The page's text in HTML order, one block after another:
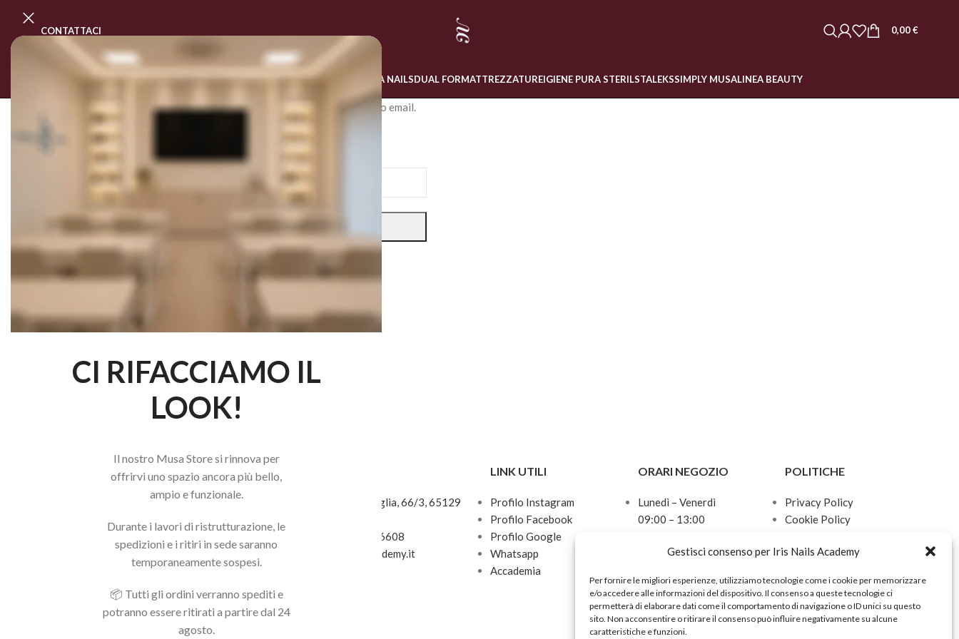
CI RIFACCIAMO IL
LOOK!
Il nostro Musa Store si rinnova per
offrirvi uno spazio ancora più bello,
ampio e funzionale.
Durante i lavori di ristrutturazione, le
spedizioni e i ritiri in sede saranno
temporaneamente sospesi.
📦 Tutti gli ordini verranno spediti e
potranno essere ritirati a partire dal 24
agosto.
Gestisci consenso per Iris Nails Academy
Per fornire le migliori esperienze, utilizziamo tecnologie come i cookie per memorizzare
e/o accedere alle informazioni del dispositivo. Il consenso a queste tecnologie ci
permetterà di elaborare dati come il comportamento di navigazione o ID unici su questo
sito. Non acconsentire o ritirare il consenso può influire negativamente su alcune
caratteristiche e funzioni.
CONTATTACI 0,00€
PROGRAMMA MASTER CLASSCORSI ONLINE LINEA NAILSDUAL FORMATTREZZATUREIGIENE PURA STERILSTALEKSSIMPLY MUSALINEA BEAUTY
Hai perso la password? Inserisci il tuo nome utente o l'indirizzo email.
Riceverai tramite email un link per generarne una nuova.
Nome utente o indirizzo email*
fiducia nel mondo
Nails & Beauty.
Vendita di prodotti
di formazione tecnica
per elevare il tuo stile
CONTATTI
Indirizzo: Via Cetteo Ciglia, 66/3, 65129
Telefono: +39 351 8026608
Email: info@irisnailsacademy.it
Rea: 408811
LINK UTILI
Profilo Instagram
Profilo Facebook
Profilo Google
Whatsapp
Accademia
ORARI NEGOZIO
Lunedì – Venerdì
09:00 – 13:00
Sabato
Domenica
Chiuso
POLITICHE
Privacy Policy
Cookie Policy
Politica sulle spedizioni